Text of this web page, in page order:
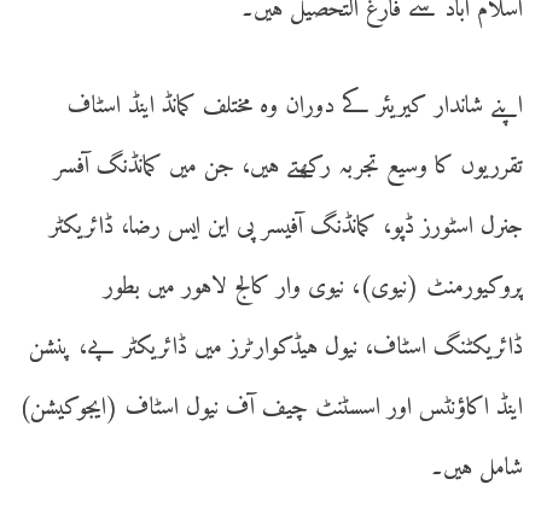
اسلام آباد سے فارغ التحصیل ہیں۔
اپنے شاندار کیریئر کے دوران وہ مختلف کمانڈ اینڈ اسٹاف
تقرریوں کا وسیع تجربہ رکھتے ہیں، جن میں کمانڈنگ آفسر
جنرل اسٹورز ڈپو، کمانڈنگ آفیسر پی این ایس رضا، ڈائریکٹر
پروکیورمنٹ (نیوی)، نیوی وار کالج لاہور میں بطور
ڈائریکٹنگ اسٹاف، نیول ہیڈکوارٹرز میں ڈائریکٹر پے، پنشن
اینڈ اکاؤنٹس اور اسسٹنٹ چیف آف نیول اسٹاف (ایجوکیشن)
شامل ہیں۔